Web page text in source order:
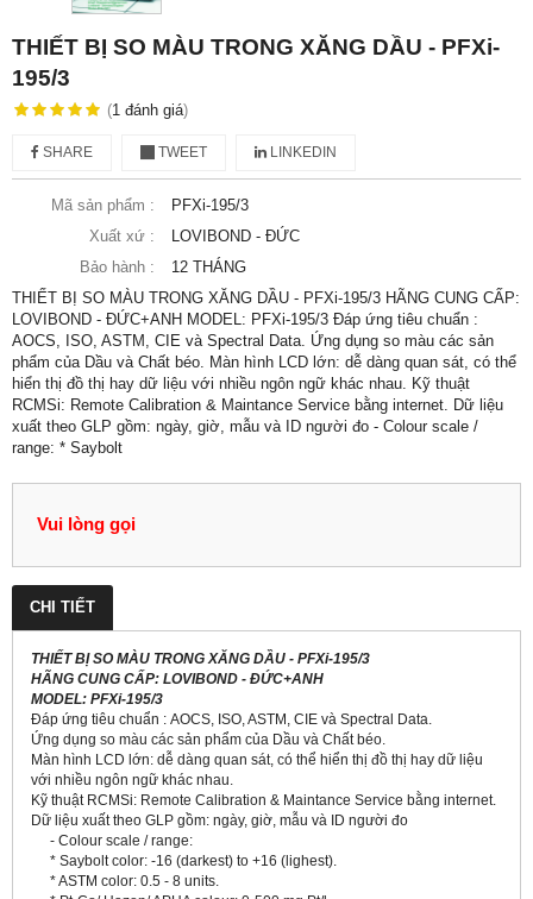
THIẾT BỊ SO MÀU TRONG XĂNG DẦU - PFXi-
195/3
(1 đánh giá)
SHARE TWEET LINKEDIN
Mã sản phẩm :
PFXi-195/3
Xuất xứ :
LOVIBOND - ĐỨC
Bảo hành :
12 THÁNG
THIẾT BỊ SO MÀU TRONG XĂNG DẦU - PFXi-195/3 HÃNG CUNG CẤP:
LOVIBOND - ĐỨC+ANH MODEL: PFXi-195/3 Đáp ứng tiêu chuẩn :
AOCS, ISO, ASTM, CIE và Spectral Data. Ứng dụng so màu các sản
phẩm của Dầu và Chất béo. Màn hình LCD lớn: dễ dàng quan sát, có thể
hiển thị đồ thị hay dữ liệu với nhiều ngôn ngữ khác nhau. Kỹ thuật
RCMSi: Remote Calibration & Maintance Service bằng internet. Dữ liệu
xuất theo GLP gồm: ngày, giờ, mẫu và ID người đo - Colour scale /
range: * Saybolt
Vui lòng gọi
CHI TIẾT
THIẾT BỊ SO MÀU TRONG XĂNG DẦU - PFXi-195/3
HÃNG CUNG CẤP: LOVIBOND - ĐỨC+ANH
MODEL: PFXi-195/3
Đáp ứng tiêu chuẩn : AOCS, ISO, ASTM, CIE và Spectral Data.
Ứng dụng so màu các sản phẩm của Dầu và Chất béo.
Màn hình LCD lớn: dễ dàng quan sát, có thể hiển thị đồ thị hay dữ liệu
với nhiều ngôn ngữ khác nhau.
Kỹ thuật RCMSi: Remote Calibration & Maintance Service bằng internet.
Dữ liệu xuất theo GLP gồm: ngày, giờ, mẫu và ID người đo
- Colour scale / range:
* Saybolt color: -16 (darkest) to +16 (lighest).
* ASTM color: 0.5 - 8 units.